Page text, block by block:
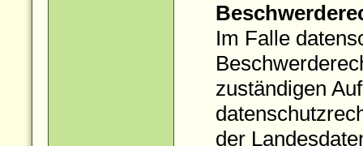
Im Falle
zuständigen
der